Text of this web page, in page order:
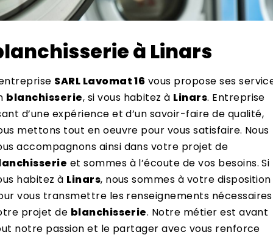
à Linars
SARL Lavomat 16 vous propose ses
blanchisserie, si vous habitez à Linars. Entreprise
d’une expérience et d’un savoir-faire de qualité,
mettons tout en oeuvre pour vous satisfaire. Nous
accompagnons ainsi dans votre projet de
et sommes à l’écoute de vos besoins. Si
habitez à Linars, nous sommes à votre disposition
vous transmettre les renseignements
projet de blanchisserie. Notre métier est avant
notre passion et le partager avec vous renforce